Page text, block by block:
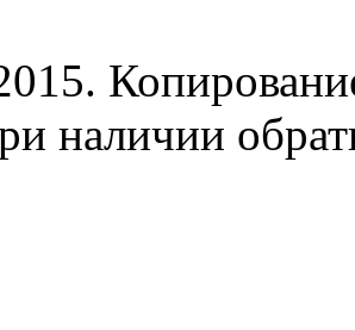
наличии